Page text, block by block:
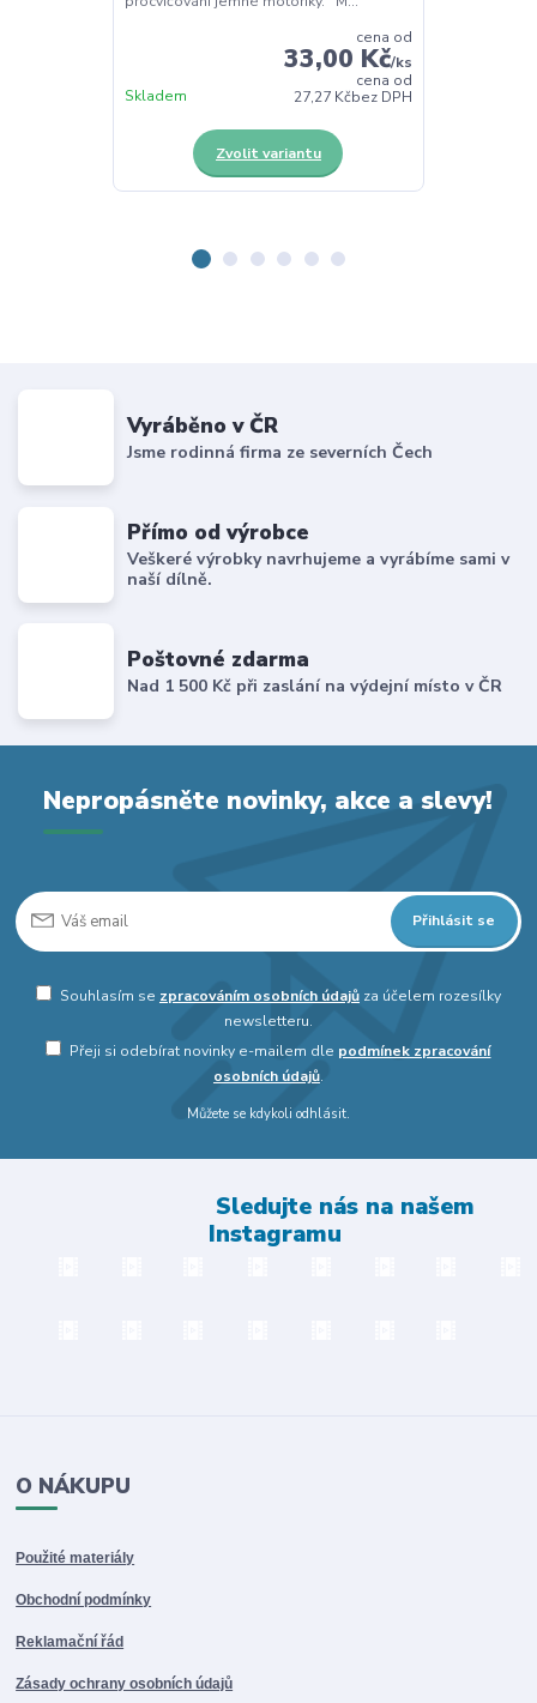
cena od
33,00 Kč/ks
cena od
27,27 Kčbez DPH
Skladem
Zvolit variantu
Vyráběno v ČR
Jsme rodinná firma ze severních Čech
Přímo od výrobce
Veškeré výrobky navrhujeme a vyrábíme sami v
naší dílně.
Poštovné zdarma
Nad 1 500 Kč při zaslání na výdejní místo v ČR
Nepropásněte novinky, akce a slevy!
Přihlásit se
Souhlasím se zpracováním osobních údajůza účelem rozesílky
newsletteru.
Přeji si odebírat novinky e-mailem dle podmínek zpracování
osobních údajů.
Můžete se kdykoli odhlásit.
Sledujte nás na našem
Instagramu
O NÁKUPU
Použité materiály
Obchodní podmínky
Reklamační řád
Zásady ochrany osobních údajů